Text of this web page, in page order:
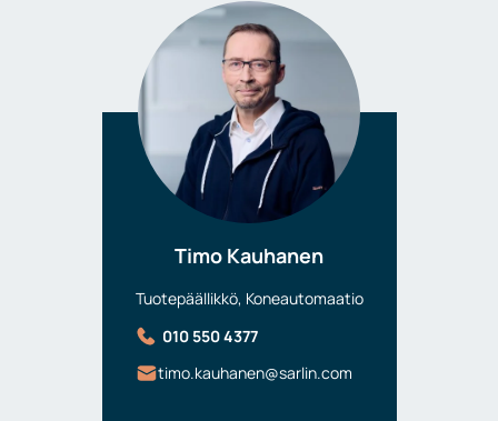
Timo Kauhanen
Tuotepäällikkö, Koneautomaatio
010 550 4377
timo.kauhanen@sarlin.com